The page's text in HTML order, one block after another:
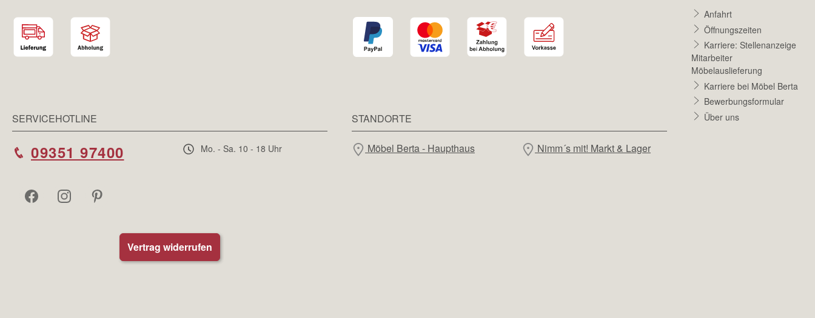
SERVICEHOTLINE
09351 97400 Mo. - Sa. 10 - 18 Uhr
Vertrag widerrufen
STANDORTE
Möbel Berta - Haupthaus Nimm´s mit! Markt & Lager
Anfahrt
Öffnungszeiten
Karriere: Stellenanzeige
Mitarbeiter
Möbelauslieferung
Karriere bei Möbel Berta
Bewerbungsformular
Über uns